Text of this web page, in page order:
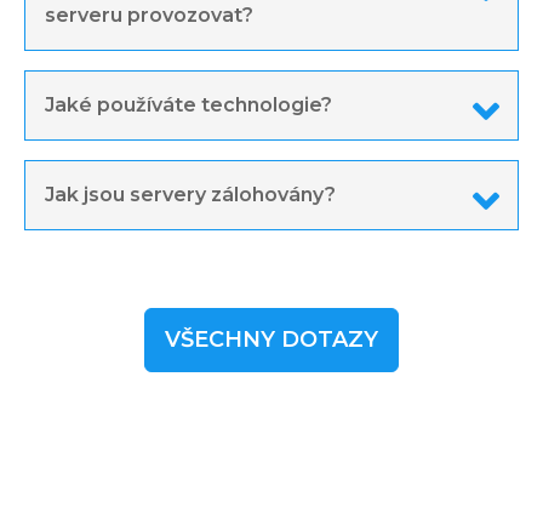
serveru provozovat?
Jaké používáte technologie?
Jak jsou servery zálohovány?
VŠECHNY DOTAZY